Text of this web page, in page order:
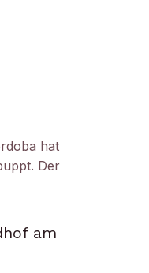
hat
Der
am